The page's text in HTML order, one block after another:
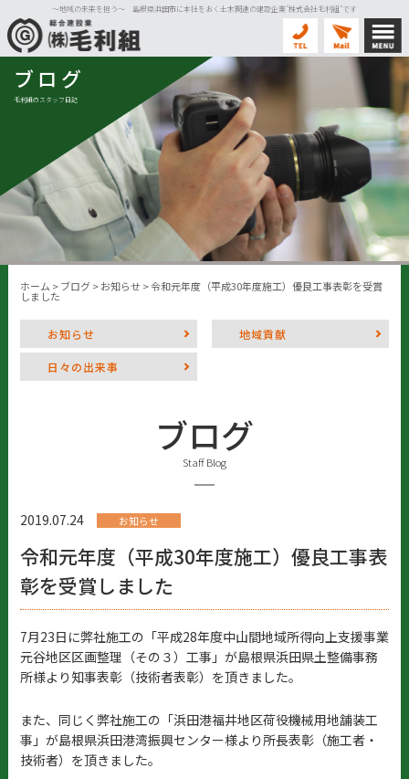
〜地域の未来を担う〜 島根県浜田市に本社をおく土木関連の建設企業”株式会社毛利組”です
ブログ
毛利組のスタッフ日記
ホーム >ブログ>お知らせ >令和元年度（平成30年度施工）優良工事表彰を受賞
しました
お知らせ 地域貢献
日々の出来事
ブログ
Staff Blog
2019.07.24 お知らせ
令和元年度（平成30年度施工）優良工事表
彰を受賞しました
7月23日に弊社施工の「平成28年度中山間地域所得向上支援事業
元谷地区区画整理（その３）工事」が島根県浜田県土整備事務
所様より知事表彰（技術者表彰）を頂きました。
また、同じく弊社施工の「浜田港福井地区荷役機械用地舗装工
事」が島根県浜田港湾振興センター様より所長表彰（施工者・
技術者）を頂きました。